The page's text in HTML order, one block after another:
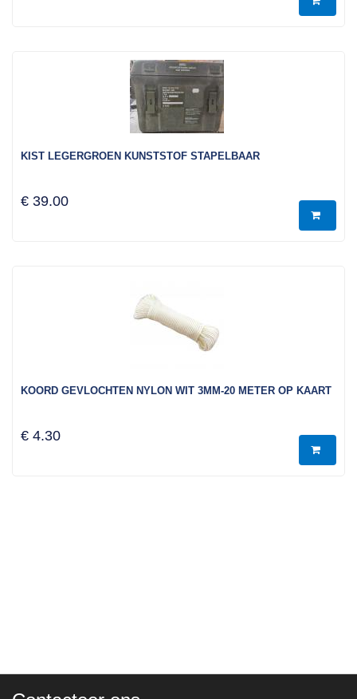
KIST LEGERGROEN KUNSTSTOF STAPELBAAR
€ 39.00
KOORD GEVLOCHTEN NYLON WIT 3MM-20 METER OP KAART
€ 4.30